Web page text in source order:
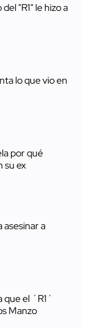
"R1" le hizo a
lo que vio en
por qué
su ex
asesinar a
que el ´R1´
Manzo